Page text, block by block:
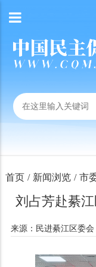
首页 / 新闻浏览 / 市
刘占芳赴綦
来源：民进綦江区委会